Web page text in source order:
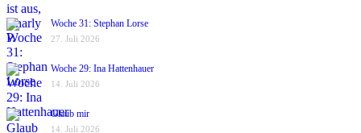
Woche 31: Stephan Lorse
27. Juli 2026
Woche 29: Ina Hattenhauer
14. Juli 2026
Glaub mir
14. Juli 2026